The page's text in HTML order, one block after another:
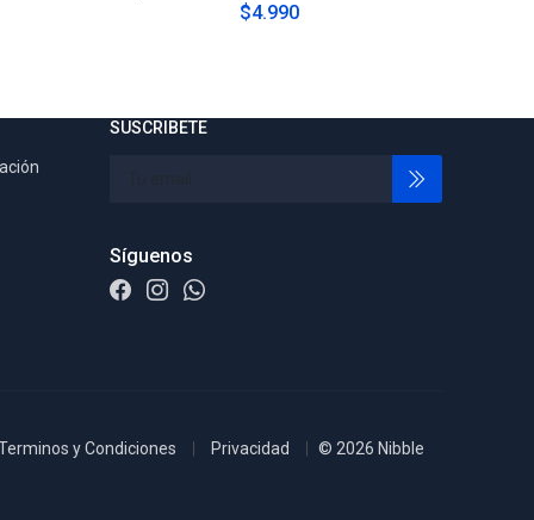
$4.990
SUSCRIBETE
Síguenos
y Condiciones Privacidad © 2026 Nibble